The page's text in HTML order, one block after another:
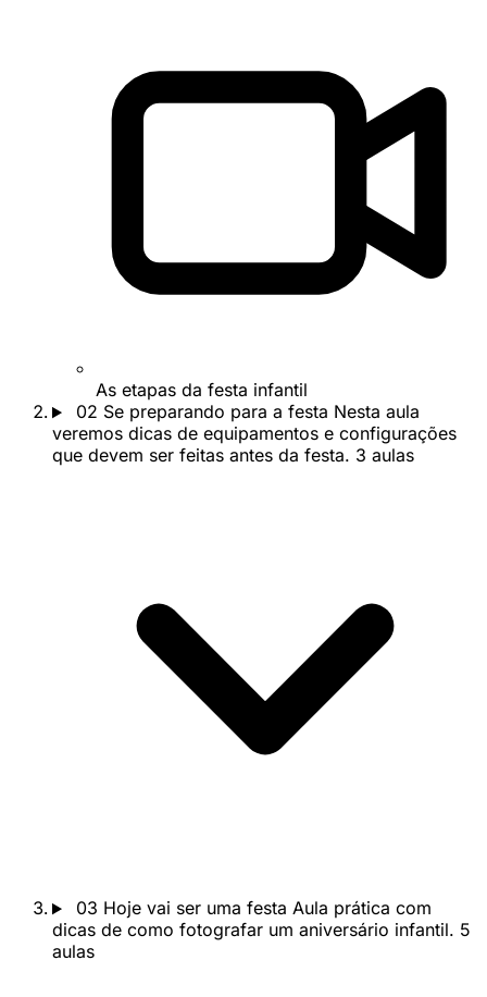
As etapas da festa infantil
02 Se preparando para a festa Nesta aula
veremos dicas de equipamentos e configurações
que devem ser feitas antes da festa. 3 aulas
03 Hoje vai ser uma festa Aula prática com
dicas de como fotografar um aniversário infantil. 5
aulas